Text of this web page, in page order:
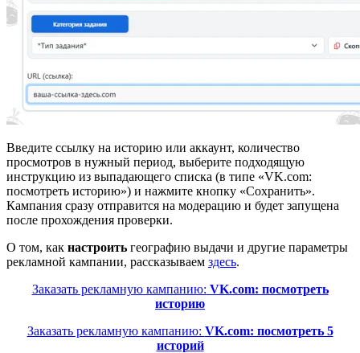
Введите ссылку на историю или аккаунт, количество
просмотров в нужный период, выберите подходящую
инструкцию из выпадающего списка (в типе «VK.com:
посмотреть историю») и нажмите кнопку «Сохранить».
Кампания сразу отправится на модерацию и будет запущена
после прохождения проверки.
О том, как настроить географию выдачи и другие параметры
рекламной кампании, рассказываем здесь.
Заказать рекламную кампанию: VK.com: посмотреть
историю
Заказать рекламную кампанию: VK.com: посмотреть 5
историй